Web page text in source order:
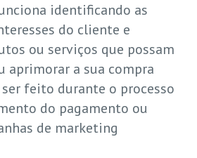
identificando as
do cliente e
ou serviços que possam
aprimorar a sua compra
feito durante o processo
do pagamento ou
de marketing